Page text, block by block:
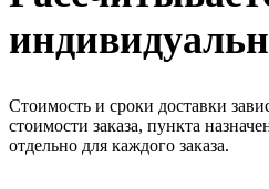
Стоимость и сроки доставки
стоимости заказа, пункта
отдельно для каждого заказа.